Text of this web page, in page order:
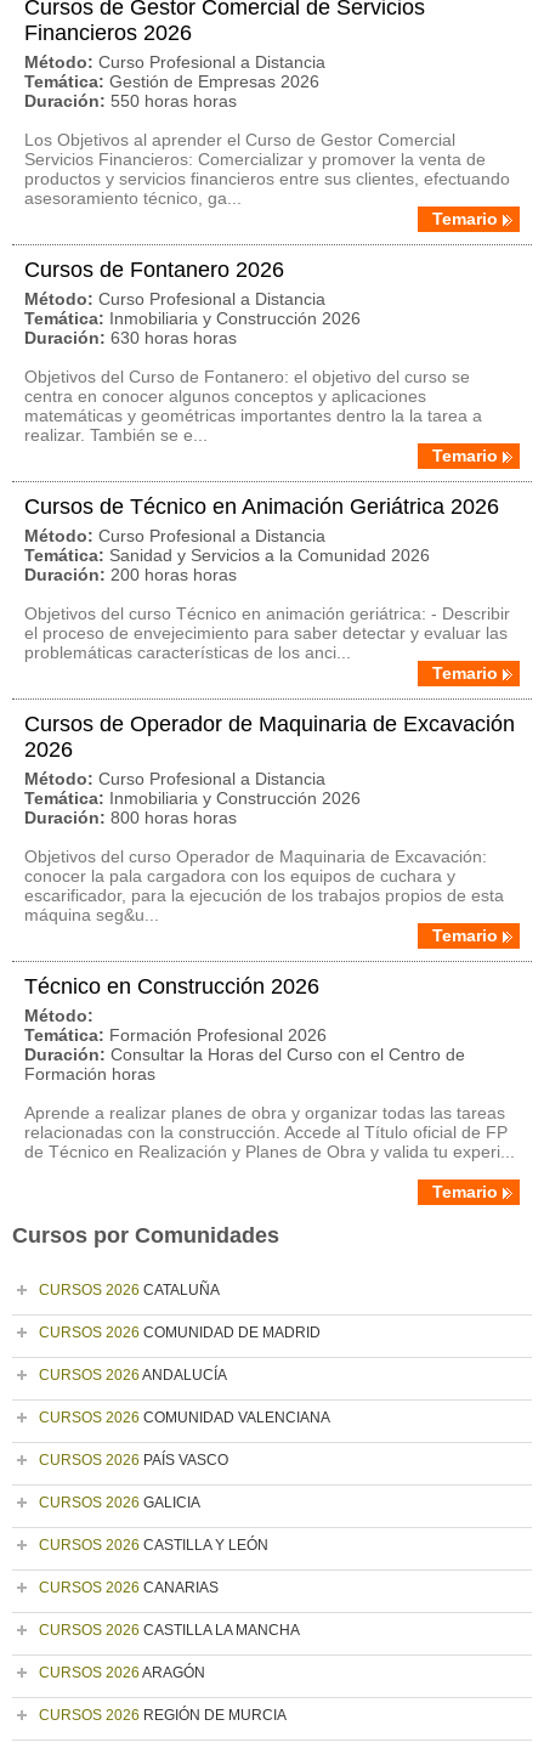
Cursos de Gestor Comercial de Servicios
Financieros 2026
Método: Curso Profesional a Distancia
Temática: Gestión de Empresas 2026
Duración: 550 horas horas
Los Objetivos al aprender el Curso de Gestor Comercial
Servicios Financieros: Comercializar y promover la venta de
productos y servicios financieros entre sus clientes, efectuando
asesoramiento técnico, ga...
Temario
Cursos de Fontanero 2026
Método: Curso Profesional a Distancia
Temática: Inmobiliaria y Construcción 2026
Duración: 630 horas horas
Objetivos del Curso de Fontanero: el objetivo del curso se
centra en conocer algunos conceptos y aplicaciones
matemáticas y geométricas importantes dentro la la tarea a
realizar. También se e...
Temario
Cursos de Técnico en Animación Geriátrica 2026
Método: Curso Profesional a Distancia
Temática: Sanidad y Servicios a la Comunidad 2026
Duración: 200 horas horas
Objetivos del curso Técnico en animación geriátrica: - Describir
el proceso de envejecimiento para saber detectar y evaluar las
problemáticas características de los anci...
Temario
Cursos de Operador de Maquinaria de Excavación
2026
Método: Curso Profesional a Distancia
Temática: Inmobiliaria y Construcción 2026
Duración: 800 horas horas
Objetivos del curso Operador de Maquinaria de Excavación:
conocer la pala cargadora con los equipos de cuchara y
escarificador, para la ejecución de los trabajos propios de esta
máquina seg&u...
Temario
Técnico en Construcción 2026
Método:
Temática: Formación Profesional 2026
Duración: Consultar la Horas del Curso con el Centro de
Formación horas
Aprende a realizar planes de obra y organizar todas las tareas
relacionadas con la construcción. Accede al Título oficial de FP
de Técnico en Realización y Planes de Obra y valida tu experi...
Temario
Cursos por Comunidades
CURSOS 2026 CATALUÑA
CURSOS 2026 COMUNIDAD DE MADRID
CURSOS 2026 ANDALUCÍA
CURSOS 2026 COMUNIDAD VALENCIANA
CURSOS 2026 PAÍS VASCO
CURSOS 2026 GALICIA
CURSOS 2026 CASTILLA Y LEÓN
CURSOS 2026 CANARIAS
CURSOS 2026 CASTILLA LA MANCHA
CURSOS 2026 ARAGÓN
CURSOS 2026 REGIÓN DE MURCIA